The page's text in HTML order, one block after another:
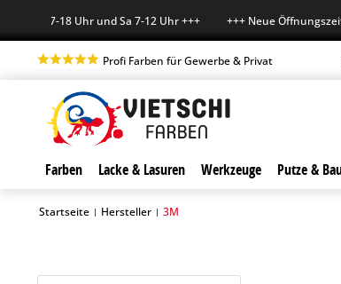
Fr 7-18 Uhr und Sa 7-12 Uhr +++ +++ Neue Öffnungszeiten
Profi Farben für Gewerbe & Privat
Farben Lacke & Lasuren Werkzeuge Putze &
Startseite | Hersteller | 3M